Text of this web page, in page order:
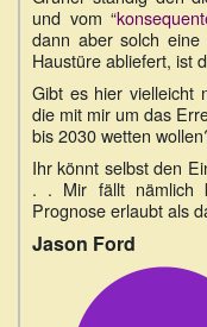
und vom “
dann aber solch
Haustüre abliefert, ist
Gibt es hier vielleicht
die mit mir um das
bis 2030 wetten
Ihr könnt selbst den
. . Mir fällt nämlich
Prognose erlaubt als
Jason Ford